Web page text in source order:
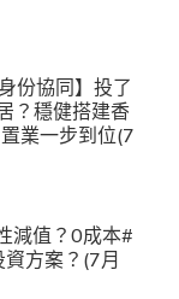
份協同】投了
？穩健搭建香
業一步到位(7
減值？0成本#
方案？(7月